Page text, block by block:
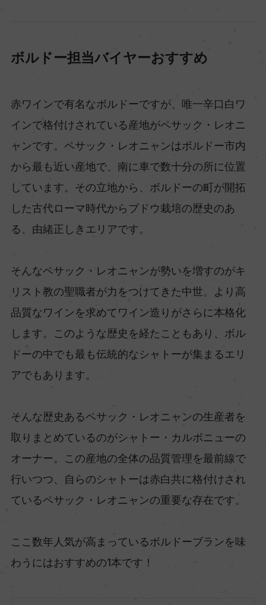
ボルドー担当バイヤーおすすめ
赤ワインで有名なボルドーですが、唯一辛口白ワ
インで格付けされている産地がペサック・レオニ
ャンです。ペサック・レオニャンはボルドー市内
から最も近い産地で、南に車で数十分の所に位置
しています。その立地から、ボルドーの町が開拓
した古代ローマ時代からブドウ栽培の歴史のあ
る、由緒正しきエリアです。
そんなペサック・レオニャンが勢いを増すのがキ
リスト教の聖職者が力をつけてきた中世。より高
品質なワインを求めてワイン造りがさらに本格化
します。このような歴史を経たこともあり、ボル
ドーの中でも最も伝統的なシャトーが集まるエリ
アでもあります。
そんな歴史あるペサック・レオニャンの生産者を
取りまとめているのがシャトー・カルボニューの
オーナー。この産地の全体の品質管理を最前線で
行いつつ、自らのシャトーは赤白共に格付けされ
ているペサック・レオニャンの重要な存在です。
ここ数年人気が高まっているボルドーブランを味
わうにはおすすめの1本です！